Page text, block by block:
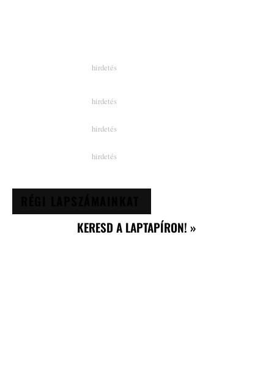
KERESD A LAPTAPÍRON! »